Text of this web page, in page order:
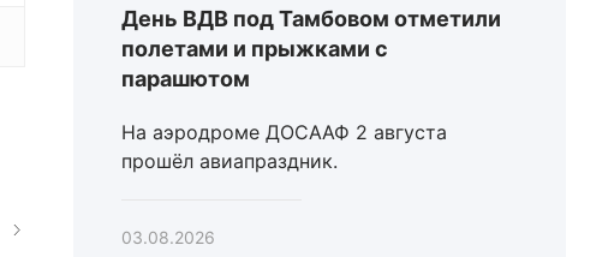
День ВДВ под Тамбовом отметили
полетами и прыжками с
парашютом
На аэродроме ДОСААФ 2 августа
прошёл авиапраздник.
03.08.2026